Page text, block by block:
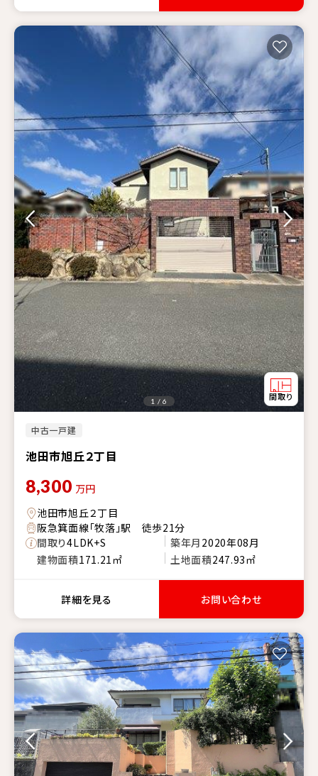
中古一戸建
池田市旭丘２丁目
1 / 6
8,300 万円
池田市旭丘２丁目
阪急箕面線「牧落」駅 徒歩21分
間取り4LDK+S 築年月 2020年08月
建物面積171.21㎡ 土地面積247.93㎡
詳細を見る お問い合わせ